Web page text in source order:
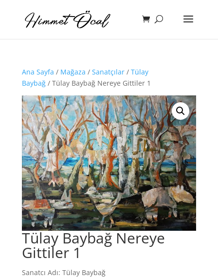
Ana Sayfa / Mağaza / Sanatçılar/ Tülay
Baybağ/ Tülay Baybağ Nereye Gittiler 1
Tülay Baybağ Nereye
Gittiler 1
Sanatcı Adı: Tülay Baybağ